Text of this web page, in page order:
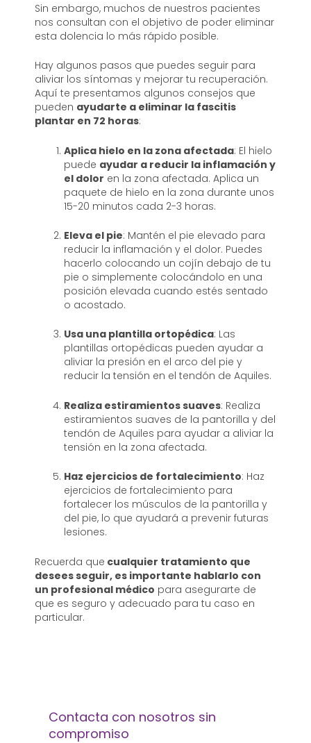
Sin embargo, muchos de nuestros pacientes
nos consultan con el objetivo de poder eliminar
esta dolencia lo más rápido posible.
Hay algunos pasos que puedes seguir para
aliviar los síntomas y mejorar tu recuperación.
Aquí te presentamos algunos consejos que
pueden ayudarte a eliminar la fascitis
plantar en 72 horas:
Aplica hielo en la zona afectada: El hielo
puede ayudar a reducir la inflamación y
el dolor en la zona afectada. Aplica un
paquete de hielo en la zona durante unos
15-20 minutos cada 2-3 horas.
Eleva el pie: Mantén el pie elevado para
reducir la inflamación y el dolor. Puedes
hacerlo colocando un cojín debajo de tu
pie o simplemente colocándolo en una
posición elevada cuando estés sentado
o acostado.
Usa una plantilla ortopédica: Las
plantillas ortopédicas pueden ayudar a
aliviar la presión en el arco del pie y
reducir la tensión en el tendón de Aquiles.
Realiza estiramientos suaves: Realiza
estiramientos suaves de la pantorilla y del
tendón de Aquiles para ayudar a aliviar la
tensión en la zona afectada.
Haz ejercicios de fortalecimiento: Haz
ejercicios de fortalecimiento para
fortalecer los músculos de la pantorilla y
del pie, lo que ayudará a prevenir futuras
lesiones.
Recuerda que cualquier tratamiento que
desees seguir, es importante hablarlo con
un profesional médico para asegurarte de
que es seguro y adecuado para tu caso en
particular.
Contacta con nosotros sin
compromiso